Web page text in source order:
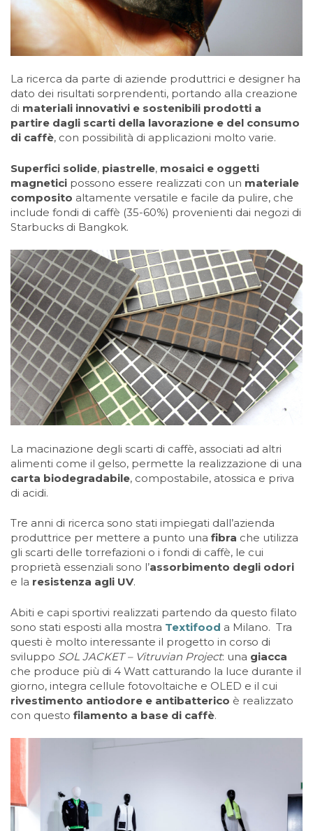
La ricerca da parte di aziende produttrici e designer ha
dato dei risultati sorprendenti, portando alla creazione
di materiali innovativi e sostenibili prodotti a
partire dagli scarti della lavorazione e del consumo
di caffè, con possibilità di applicazioni molto varie.
Superfici solide, piastrelle, mosaici e oggetti
magnetici possono essere realizzati con un materiale
composito altamente versatile e facile da pulire, che
include fondi di caffè (35-60%) provenienti dai negozi di
Starbucks di Bangkok.
La macinazione degli scarti di caffè, associati ad altri
alimenti come il gelso, permette la realizzazione di una
carta biodegradabile, compostabile, atossica e priva
di acidi.
Tre anni di ricerca sono stati impiegati dall’azienda
produttrice per mettere a punto una fibra che utilizza
gli scarti delle torrefazioni o i fondi di caffè, le cui
proprietà essenziali sono l’assorbimento degli odori
e la resistenza agli UV.
Abiti e capi sportivi realizzati partendo da questo filato
sono stati esposti alla mostra Textifood a Milano. Tra
questi è molto interessante il progetto in corso di
sviluppo SOL JACKET – Vitruvian Project: una giacca
che produce più di 4 Watt catturando la luce durante il
giorno, integra cellule fotovoltaiche e OLED e il cui
rivestimento antiodore e antibatterico è realizzato
con questo filamento a base di caffè.